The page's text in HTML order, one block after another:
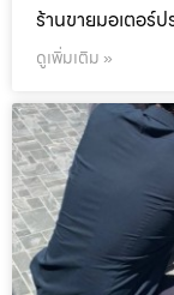
ร้านขายมอเตอร์ป
ดูเพิ่มเติม »